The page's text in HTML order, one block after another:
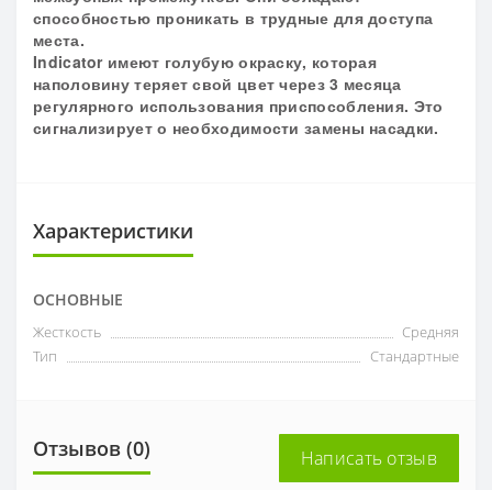
способностью проникать в трудные для доступа
места.
Indicator имеют голубую окраску, которая
наполовину теряет свой цвет через 3 месяца
регулярного использования приспособления. Это
сигнализирует о необходимости замены насадки.
Характеристики
ОСНОВНЫЕ
Жесткость
Средняя
Тип
Стандартные
Отзывов (0) Написать отзыв